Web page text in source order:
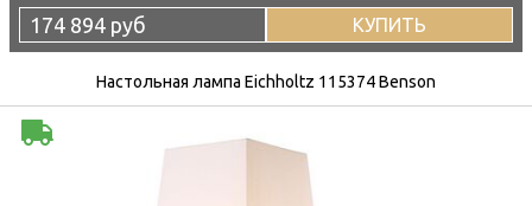
174 894 руб КУПИТЬ
Настольная лампа Eichholtz 115374 Benson